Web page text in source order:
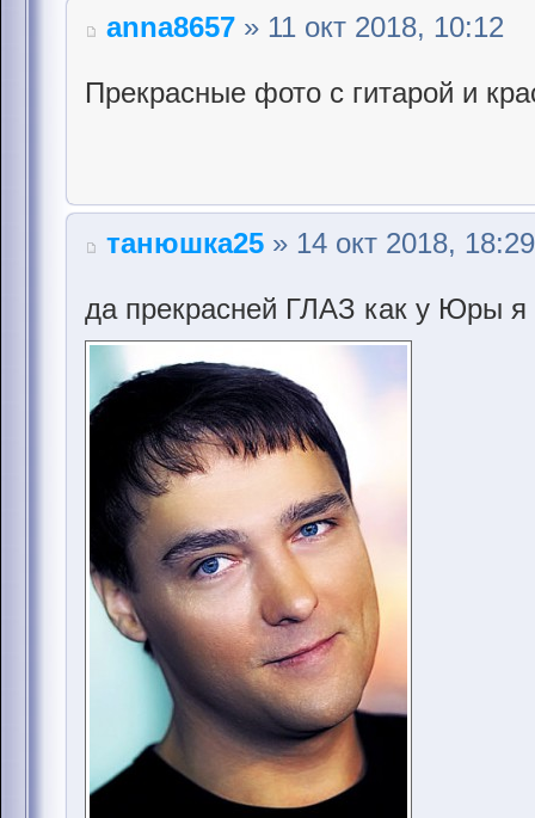
anna8657 » 11 окт 2018, 10:12
Прекрасные фото с гитарой и
танюшка25 » 14 окт 2018, 18:29
да прекрасней ГЛАЗ как у Юры я